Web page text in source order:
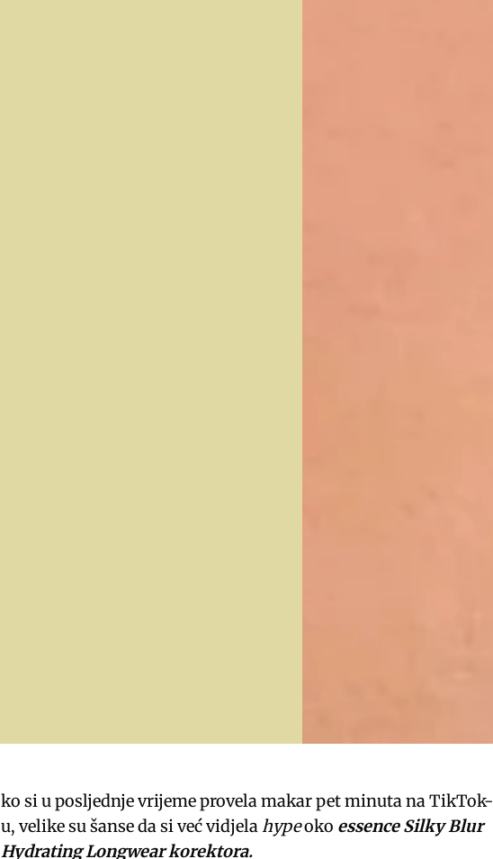
ko si u posljednje vrijeme provela makar pet minuta na TikTok-
u, velike su šanse da si već vidjela hypeoko essence Silky Blur
Hydrating Longwear korektora.